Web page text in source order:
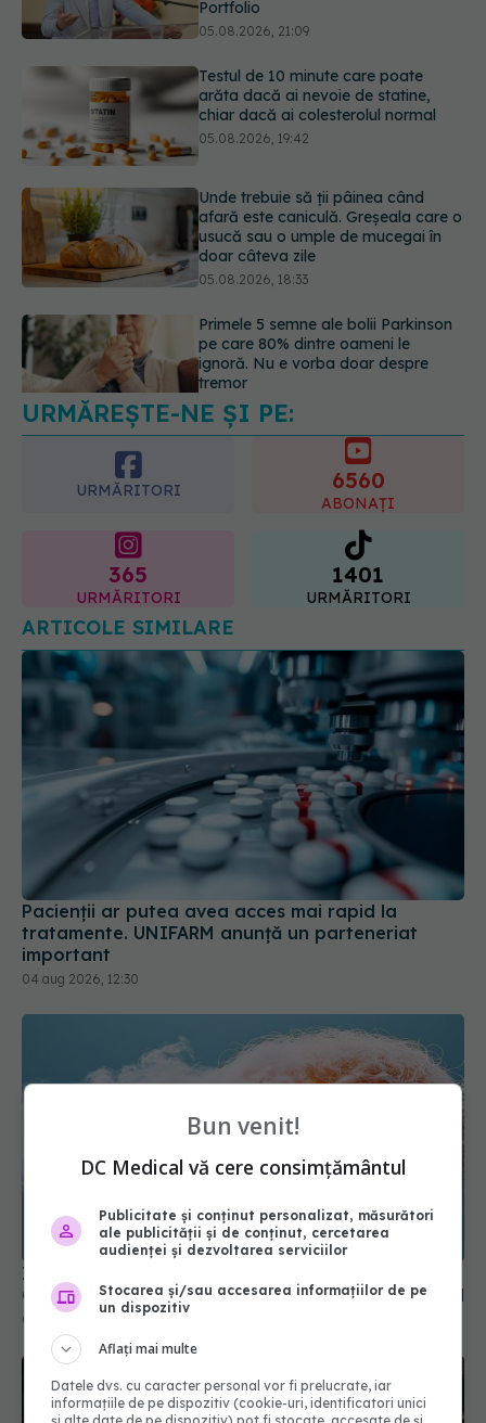
Unde trebuie să ții pâinea când
afară este caniculă. Greșeala care o
usucă sau o umple de mucegai în
doar câteva zile
Primele 5 semne ale bolii Parkinson
pe care 80% dintre oameni le
ignoră. Nu e vorba doar despre
tremor
05.08.2026, 17:31
Gabriela Cristea, manifest pentru
respect și acceptare: Corpul
fiecăruia spune o poveste
URMĂREȘTE-NE ȘI PE:
URMĂRITORI 6560
ABONAȚI
365
URMĂRITORI
1401
URMĂRITORI
ARTICOLE SIMILARE
Pacienții ar putea avea acces mai rapid la
tratamente. UNIFARM anunță un parteneriat
important
04 aug 2026, 12:30
Ingredientul care ar putea crește riscul de AVC.
Cercetătorii au descoperit cum afectează creierul
05 aug 2026, 09:29
Bun venit!
DC Medical vă cere consimțământul
Publicitate și conținut personalizat, măsurători
ale publicității și de conținut, cercetarea
audienței și dezvoltarea serviciilor
Stocarea și/sau accesarea informațiilor de pe
un dispozitiv
Aflați mai multe
Datele dvs. cu caracter personal vor fi prelucrate, iar
informațiile de pe dispozitiv (cookie-uri, identificatori unici